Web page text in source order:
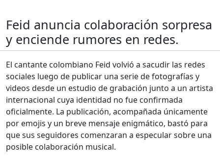
Feid anuncia colaboración sorpresa
y enciende rumores en redes.
El cantante colombiano Feid volvió a sacudir las redes
sociales luego de publicar una serie de fotografías y
videos desde un estudio de grabación junto a un artista
internacional cuya identidad no fue confirmada
oficialmente. La publicación, acompañada únicamente
por emojis y un breve mensaje enigmático, bastó para
que sus seguidores comenzaran a especular sobre una
posible colaboración musical.